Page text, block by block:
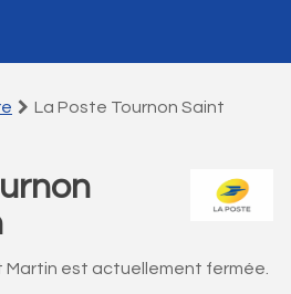
La Poste Tournon Saint
Martin est actuellement fermée.